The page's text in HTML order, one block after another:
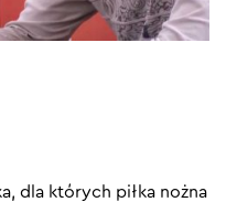
dla których piłka nożna